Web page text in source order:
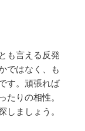
も言える反発
ではなく、も
す。頑張れば
たりの相性。
しましょう。